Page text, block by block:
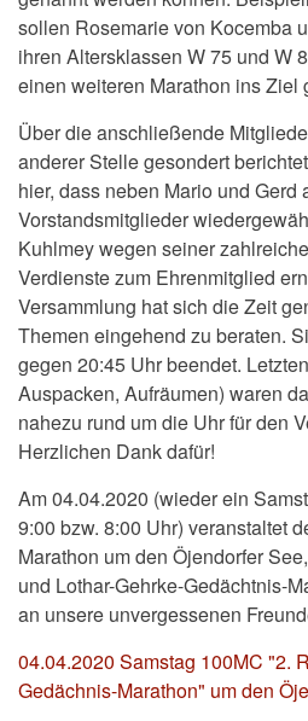
sollen Rosemarie von Kocemba
ihren Altersklassen W 75 und W
einen weiteren Marathon ins Ziel
Über die anschließende
anderer Stelle gesondert
hier, dass neben Mario und Gerd
Vorstandsmitglieder
Kuhlmey wegen seiner
Verdienste zum Ehrenmitglied
Versammlung hat sich die Zeit
Themen eingehend zu beraten.
gegen 20:45 Uhr beendet.
Auspacken, Aufräumen) waren
nahezu rund um die Uhr für den
Herzlichen Dank dafür!
Am 04.04.2020 (wieder ein
9:00 bzw. 8:00 Uhr) veranstaltet
Marathon um den Öjendorfer
und Lothar-Gehrke-Gedächtnis-
an unsere unvergessenen
04.04.2020 Samstag 100MC "2.
Gedächnis-Marathon" um den